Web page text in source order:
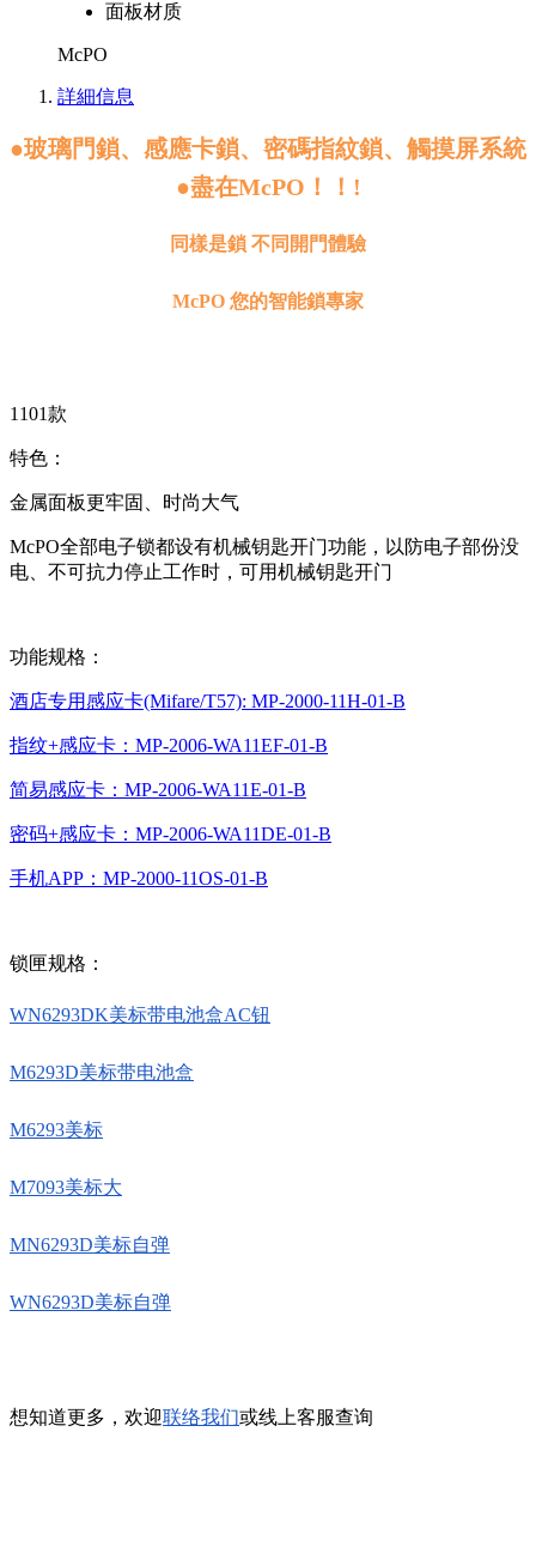
面板材质
McPO
詳細信息
●玻璃門鎖、感應卡鎖、密碼指紋鎖、觸摸屏系統
●盡在McPO！！!
同樣是鎖 不同開門體驗
McPO 您的智能鎖專家
1101款
特色：
金属面板更牢固、时尚大气
McPO全部电子锁都设有机械钥匙开门功能，以防电子部份没
电、不可抗力停止工作时，可用机械钥匙开门
功能规格：
酒店专用感应卡(Mifare/T57): MP-2000-11H-01-B
指纹+感应卡：MP-2006-WA11EF-01-B
简易感应卡：MP-2006-WA11E-01-B
密码+感应卡：MP-2006-WA11DE-01-B
手机APP：MP-2000-11OS-01-B
锁匣规格：
WN6293DK美标带电池盒AC钮
M6293D美标带电池盒
M6293美标
M7093美标大
MN6293D美标自弹
WN6293D美标自弹
想知道更多，欢迎联络我们或线上客服查询